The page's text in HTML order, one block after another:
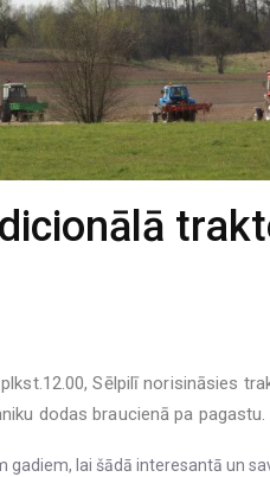
Sēlpilī norisināsies
dodas braucienā pa pagastu.
gadiem, lai šādā interesantā un